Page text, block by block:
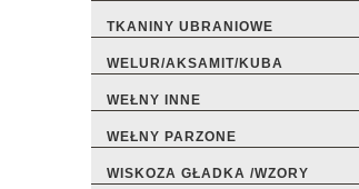
TKANINY UBRANIOWE
WELUR/AKSAMIT/KUBA
WEŁNY INNE
WEŁNY PARZONE
WISKOZA GŁADKA /WZORY